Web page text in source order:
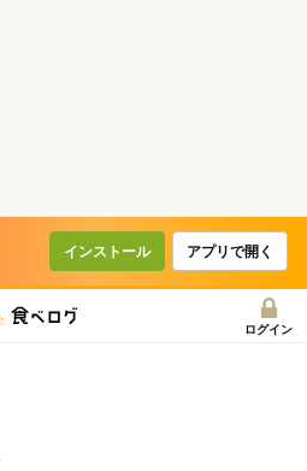
インストール アプリで開く
ログイン